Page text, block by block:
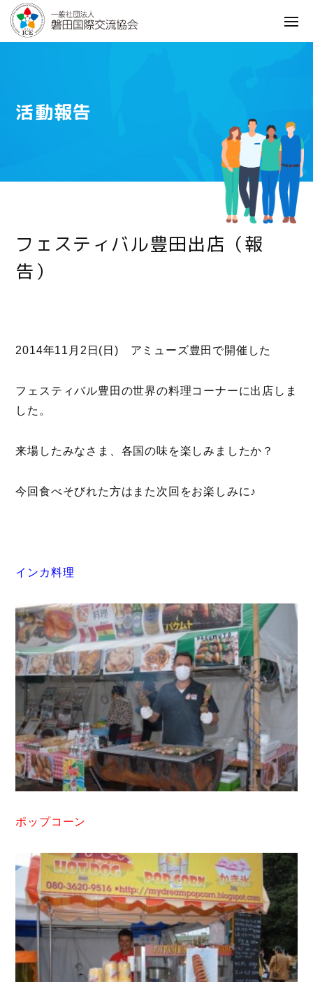
活動報告
フェスティバル豊田出店（報
告）
2014年11月2日(日) アミューズ豊田で開催した
フェスティバル豊田の世界の料理コーナーに出店しま
した。
来場したみなさま、各国の味を楽しみましたか？
今回食べそびれた方はまた次回をお楽しみに♪
インカ料理
ポップコーン